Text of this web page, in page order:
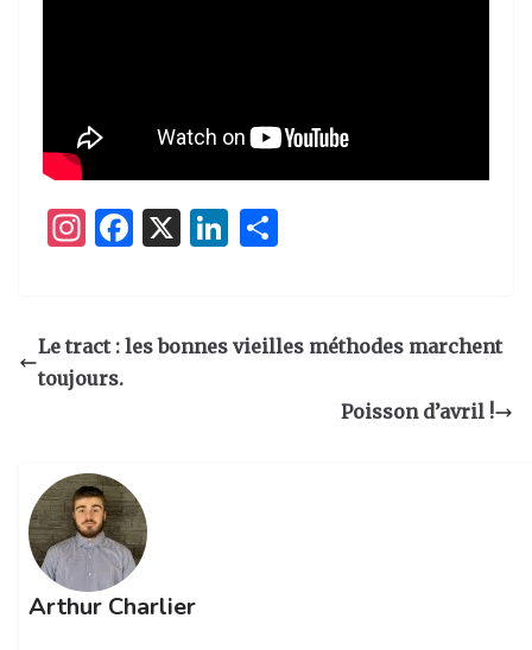
I
a
g
F
e
k
X
Li
e
g
Le tract : les bonnes vieilles méthodes marchent
toujours.
Poisson d’avril !
Arthur Charlier